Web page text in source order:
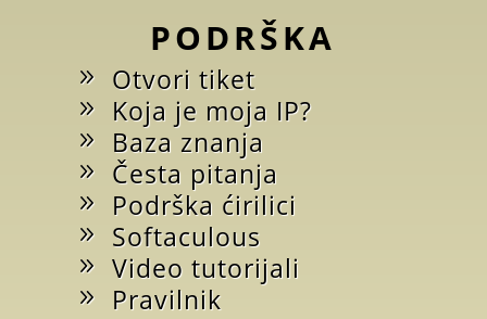
PODRŠKA
Otvori tiket
Koja je moja IP?
Baza znanja
Česta pitanja
Podrška ćirilici
Softaculous
Video tutorijali
Pravilnik